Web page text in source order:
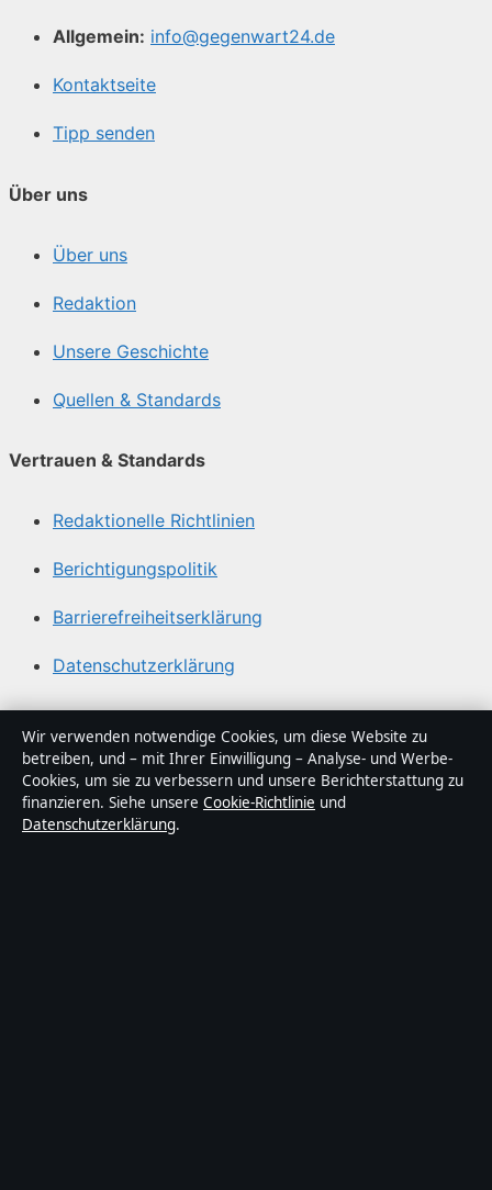
Allgemein: info@gegenwart24.de
Kontaktseite
Tipp senden
Über uns
Über uns
Redaktion
Unsere Geschichte
Quellen & Standards
Vertrauen & Standards
Redaktionelle Richtlinien
Berichtigungspolitik
Barrierefreiheitserklärung
Datenschutzerklärung
Über Gegenwart24 in Kürze
Gegenwart24 ist ein unabhängiger digitaler
Nachrichtenanbieter mit Fokus auf Politik, Wirtschaft,
Technik und Gesellschaft in Deutschland. Jeder Artikel
Wir verwenden notwendige Cookies, um diese Website zu
betreiben, und – mit Ihrer Einwilligung – Analyse- und Werbe-
Cookies, um sie zu verbessern und unsere Berichterstattung zu
finanzieren. Siehe unsere Cookie-Richtlinie und
Datenschutzerklärung.